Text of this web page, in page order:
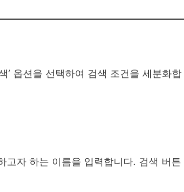
’ 옵션을 선택하여 검색 조건을 세분화합
고자 하는 이름을 입력합니다. 검색 버튼